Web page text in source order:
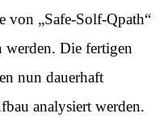
von „Safe-Solf-Qpath“
werden. Die fertigen
nun dauerhaft
analysiert werden.